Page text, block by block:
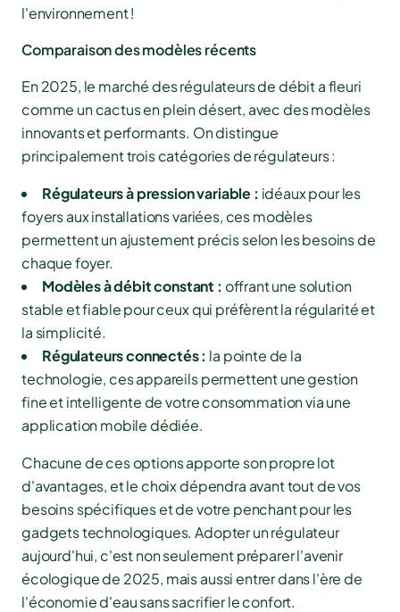
l'environnement !
Comparaison des modèles récents
En 2025, le marché des régulateurs de débit a fleuri
comme un cactus en plein désert, avec des modèles
innovants et performants. On distingue
principalement trois catégories de régulateurs :
Régulateurs à pression variable : idéaux pour les
foyers aux installations variées, ces modèles
permettent un ajustement précis selon les besoins de
chaque foyer.
Modèles à débit constant : offrant une solution
stable et fiable pour ceux qui préfèrent la régularité et
la simplicité.
Régulateurs connectés : la pointe de la
technologie, ces appareils permettent une gestion
fine et intelligente de votre consommation via une
application mobile dédiée.
Chacune de ces options apporte son propre lot
d'avantages, et le choix dépendra avant tout de vos
besoins spécifiques et de votre penchant pour les
gadgets technologiques. Adopter un régulateur
aujourd'hui, c'est non seulement préparer l'avenir
écologique de 2025, mais aussi entrer dans l'ère de
l'économie d'eau sans sacrifier le confort.